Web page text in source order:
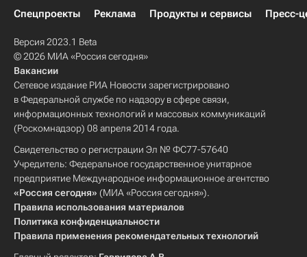
Спецпроекты
Реклама Продукты и сервисы Пресс-
Версия 2023.1 Beta
© 2026 МИА «Россия сегодня»
Вакансии
Сетевое издание РИА Новости зарегистрировано
в Федеральной службе по надзору в сфере связи,
информационных технологий и массовых коммуникаций
(Роскомнадзор) 08 апреля 2014 года.
Свидетельство о регистрации Эл № ФС77-57640
Учредитель: Федеральное государственное унитарное
предприятие Международное информационное агентство
«Россия сегодня» (МИА «Россия сегодня»).
Правила использования материалов
Политика конфиденциальности
Правила применения рекомендательных технологий